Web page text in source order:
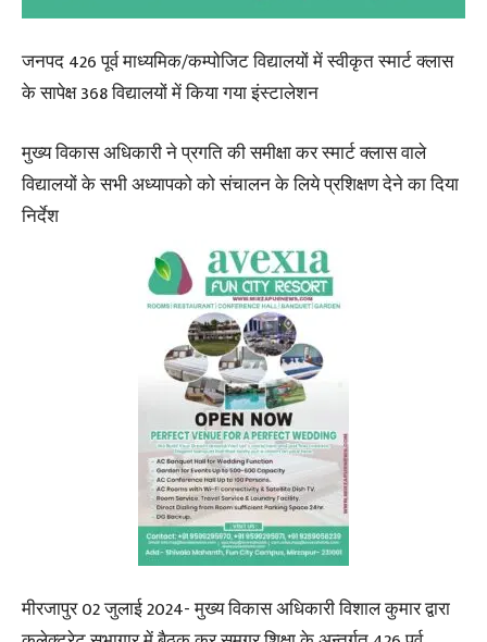
जनपद 426 पूर्व माध्यमिक/कम्पोजिट विद्यालयों में स्वीकृत स्मार्ट क्लास
के सापेक्ष 368 विद्यालयों में किया गया इंस्टालेशन
मुख्य विकास अधिकारी ने प्रगति की समीक्षा कर स्मार्ट क्लास वाले
विद्यालयों के सभी अध्यापको को संचालन के लिये प्रशिक्षण देने का दिया
निर्देश
मीरजापुर 02 जुलाई 2024- मुख्य विकास अधिकारी विशाल कुमार द्वारा